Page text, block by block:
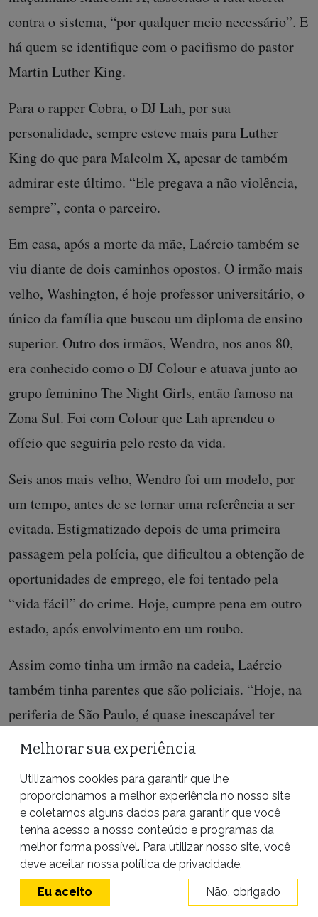
contra o sistema, “por qualquer meio necessário”. E
há quem se identifique com o pacifismo do pastor
Martin Luther King.
Para o rapper Cobra, o DJ Lah, por sua
personalidade, sempre esteve mais para Luther
King do que para Malcolm X, apesar de também
admirar este último. “Ele pregava a não violência,
sempre”, conta o parceiro.
Em casa, após a morte da mãe, Laércio também se
viu diante de dois caminhos opostos. O irmão mais
velho, Washington, é hoje professor universitário, o
único da família que buscou um diploma de ensino
superior. Outro dos irmãos, Wendro, nos anos 80,
era conhecido como o DJ Colour e atuava junto ao
grupo feminino The Night Girls, então famoso na
Zona Sul. Foi com Colour que Lah aprendeu o
ofício que seguiria pelo resto da vida.
Seis anos mais velho, Wendro foi um modelo, por
um tempo, antes de se tornar uma referência a ser
evitada. Estigmatizado depois de uma primeira
passagem pela polícia, que dificultou a obtenção de
oportunidades de emprego, ele foi tentado pela
“vida fácil” do crime. Hoje, cumpre pena em outro
estado, após envolvimento em um roubo.
Assim como tinha um irmão na cadeia, Laércio
também tinha parentes que são policiais. “Hoje, na
periferia de São Paulo, é quase inescapável ter
alguma relação com alguém que passou pelo
sistema carcerário”, diz o sociólogo Rafael Godoi,
pesquisador da Universidade de São Paulo que se
dedica, nos últimos anos, a acompanhar a
problemática vivida pelas famílias de detentos. “O
parente, muitas vezes, acaba sendo punido sem
nunca ter cometido nenhum delito. Ele é quase
Melhorar sua experiência
Utilizamos cookies para garantir que lhe
proporcionamos a melhor experiência no nosso site
e coletamos alguns dados para garantir que você
tenha acesso a nosso conteúdo e programas da
melhor forma possível. Para utilizar nosso site, você
deve aceitar nossa política de privacidade.
Eu aceito Não, obrigado